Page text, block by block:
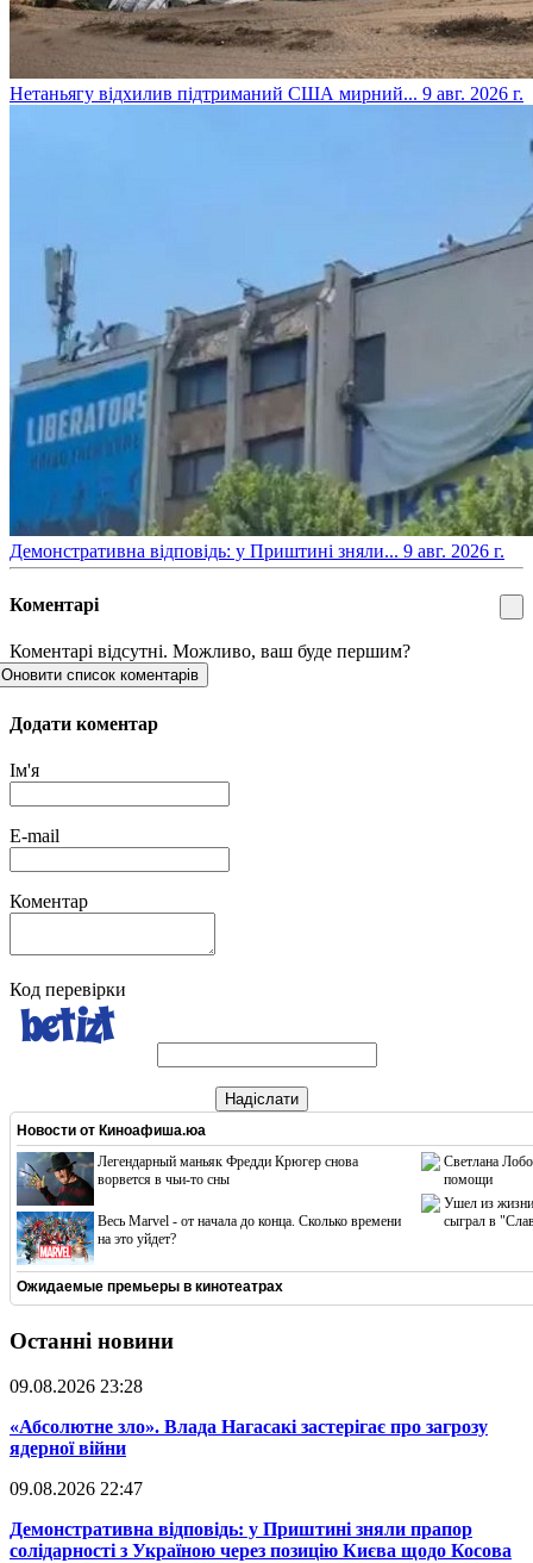
​Нетаньягу відхилив підтриманий США мирний... 9 авг. 2026 г.
​Демонстративна відповідь: у Приштині зняли... 9 авг. 2026 г.
Коментарі
Коментарі відсутні. Можливо, ваш буде першим?
Оновити список коментарів
Додати коментар
Ім'я
E-mail
Коментар
Код перевірки
Надіслати
Новости от Киноафиша.юа
Легендарный маньяк Фредди Крюгер снова
ворвется в чьи-то сны
Весь Marvel - от начала до конца. Сколько времени
на это уйдет?
Светлана
помощи
Ушел из жизни
сыграл в
Ожидаемые премьеры в кинотеатрах
Останні новини
09.08.2026 23:28
​«Абсолютне зло». Влада Нагасакі застерігає про загрозу
ядерної війни
09.08.2026 22:47
​Демонстративна відповідь: у Приштині зняли прапор
солідарності з Україною через позицію Києва щодо Косова